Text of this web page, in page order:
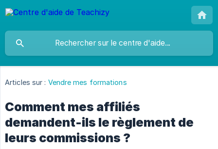
Articles sur : Vendre mes formations
Comment mes affiliés
demandent-ils le règlement de
leurs commissions ?